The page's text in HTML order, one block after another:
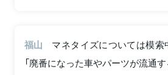
福山
マネタイズについては模索
「廃番になった車やパーツが流通